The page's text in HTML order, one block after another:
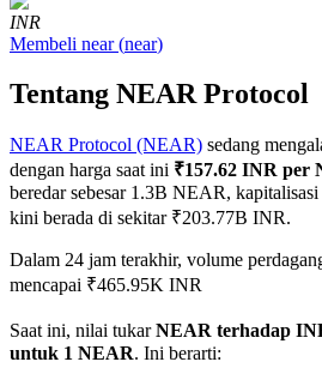
COIN-M Berjangka
Mata Uang Kripto Berjangka
TradFi
INR
Membeli near(near)
Tentang NEAR Protocol
NEAR Protocol (NEAR) sedang
dengan harga saat ini ₹157.62 INR per
beredar sebesar 1.3B NEAR,
kini berada di sekitar ₹203.77B INR.
Dalam 24 jam terakhir, volume
mencapai ₹465.95K INR
Saat ini, nilai tukarNEAR terhadap
untuk 1 NEAR. Ini berarti: